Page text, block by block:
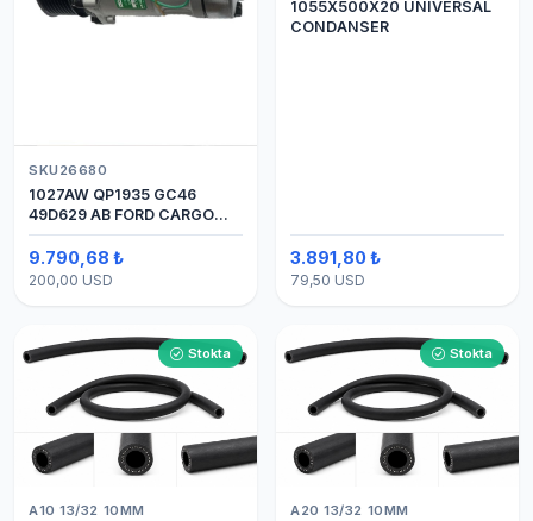
SKU26680
1027AW QP1935 GC46
49D629 AB FORD CARGO
24V 8PK ÜSTTEN ÇIKIŞ
4142 (SANDEN) KLİMA
KOMPRESÖRÜ 7H15
9.790,68 ₺
200,00 USD
1055X500X20 UNIVERSAL
CONDANSER
3.891,80 ₺
79,50 USD
Stokta
A10 13/32 10MM
Stokta
A20 13/32 10MM